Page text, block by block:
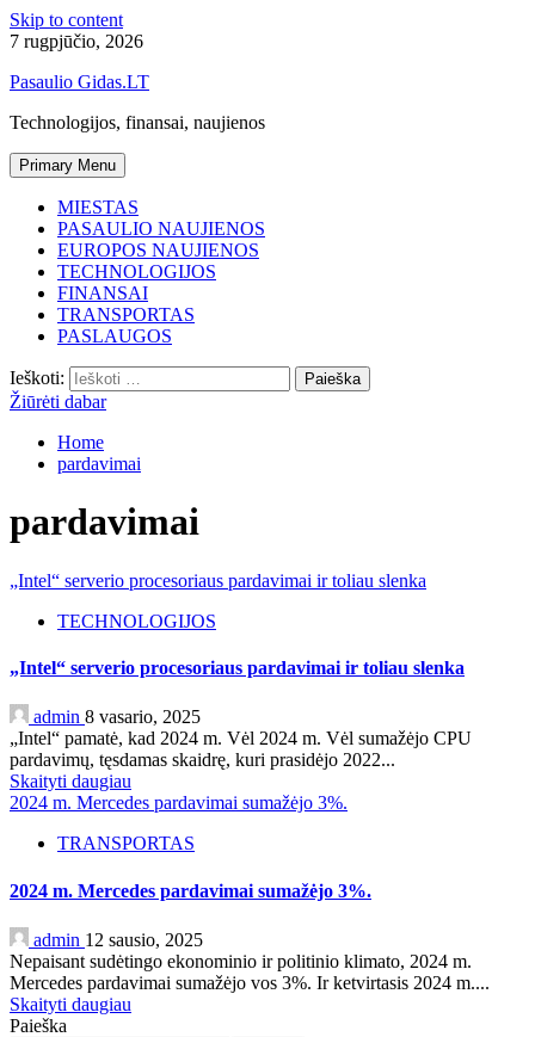
Skip to content
7 rugpjūčio, 2026
Pasaulio Gidas.LT
Technologijos, finansai, naujienos
Primary Menu
MIESTAS
PASAULIO NAUJIENOS
EUROPOS NAUJIENOS
TECHNOLOGIJOS
FINANSAI
TRANSPORTAS
PASLAUGOS
Ieškoti:
Žiūrėti dabar
Home
pardavimai
pardavimai
„Intel“ serverio procesoriaus pardavimai ir toliau slenka
TECHNOLOGIJOS
„Intel“ serverio procesoriaus pardavimai ir toliau slenka
admin 8 vasario, 2025
„Intel“ pamatė, kad 2024 m. Vėl 2024 m. Vėl sumažėjo CPU
pardavimų, tęsdamas skaidrę, kuri prasidėjo 2022...
Skaityti daugiau
2024 m. Mercedes pardavimai sumažėjo 3%.
TRANSPORTAS
2024 m. Mercedes pardavimai sumažėjo 3%.
admin 12 sausio, 2025
Nepaisant sudėtingo ekonominio ir politinio klimato, 2024 m.
Mercedes pardavimai sumažėjo vos 3%. Ir ketvirtasis 2024 m....
Skaityti daugiau
Paieška